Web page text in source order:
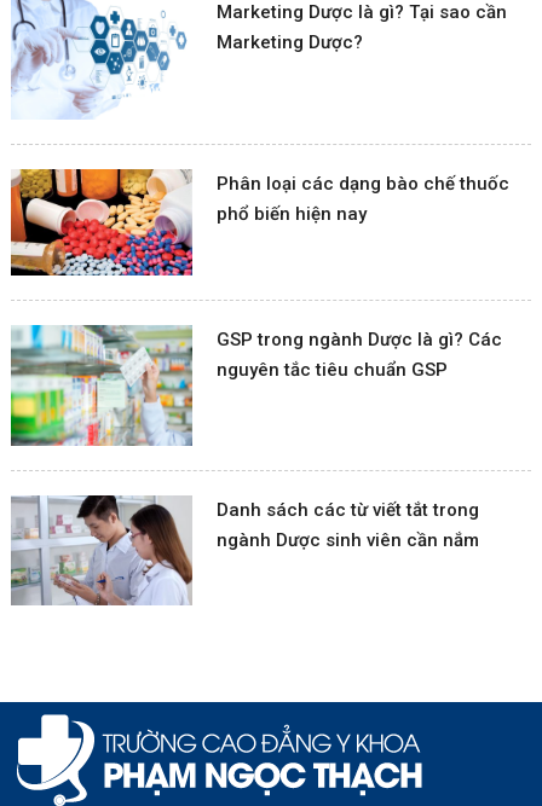
Marketing Dược là gì? Tại sao cần
Marketing Dược?
Phân loại các dạng bào chế thuốc
phổ biến hiện nay
GSP trong ngành Dược là gì? Các
nguyên tắc tiêu chuẩn GSP
Danh sách các từ viết tắt trong
ngành Dược sinh viên cần nắm